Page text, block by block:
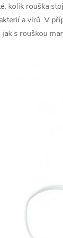
kolik rouška
a virů. V
jak s rouškou